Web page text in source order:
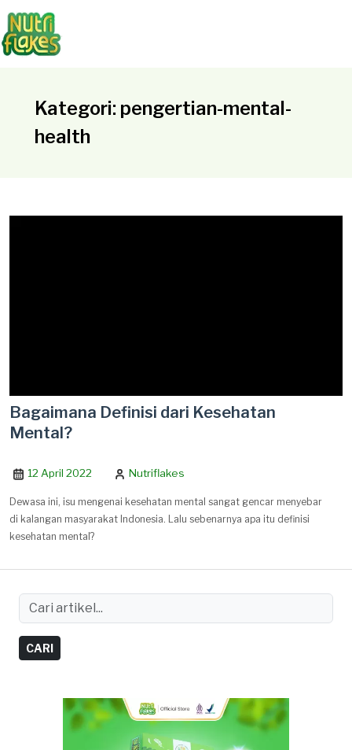
Kategori: pengertian-mental-
health
Bagaimana Definisi dari Kesehatan
Mental?
12 April 2022 Nutriflakes
Dewasa ini, isu mengenai kesehatan mental sangat gencar menyebar
di kalangan masyarakat Indonesia. Lalu sebenarnya apa itu definisi
kesehatan mental?
CARI